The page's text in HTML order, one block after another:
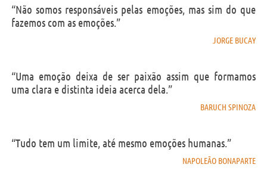
“Não somos responsáveis pelas emoções, mas sim do que
fazemos com as emoções.”
JORGE BUCAY
“Uma emoção deixa de ser paixão assim que formamos
uma clara e distinta ideia acerca dela.”
BARUCH SPINOZA
“Tudo tem um limite, até mesmo emoções humanas.”
NAPOLEÃO BONAPARTE